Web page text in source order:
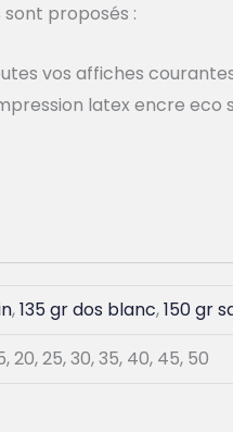
proposés :
vos affiches
latex encre
,135 gr dos blanc,150 gr
20, 25, 30, 35, 40, 45, 50